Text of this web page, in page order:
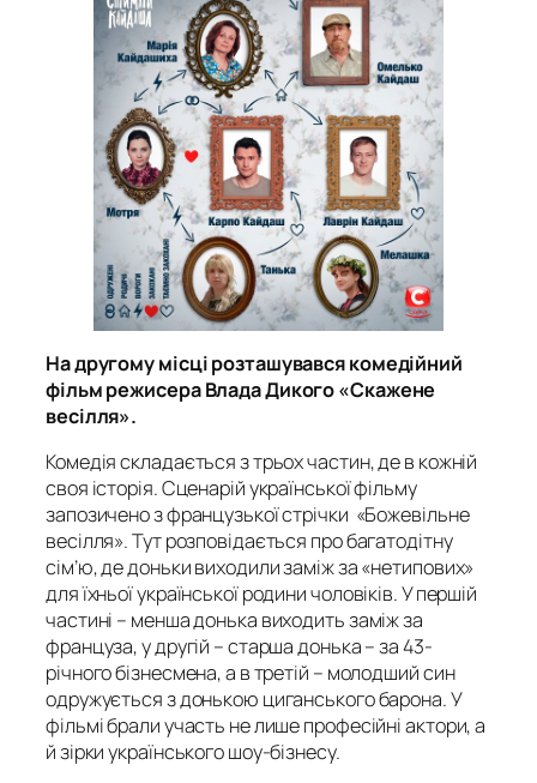
На другому місці розташувався комедійний
фільм режисера Влада Дикого «Скажене
весілля».
Комедія складається з трьох частин, де в кожній
своя історія. Сценарій української фільму
запозичено з французької стрічки «Божевільне
весілля». Тут розповідається про багатодітну
сім’ю, де доньки виходили заміж за «нетипових»
для їхньої української родини чоловіків. У першій
частині – менша донька виходить заміж за
француза, у другій – старша донька – за 43-
річного бізнесмена, а в третій – молодший син
одружується з донькою циганського барона. У
фільмі брали участь не лише професійні актори, а
й зірки українського шоу-бізнесу.